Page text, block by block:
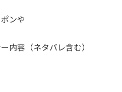
ンや
内容（ネタバレ含む）